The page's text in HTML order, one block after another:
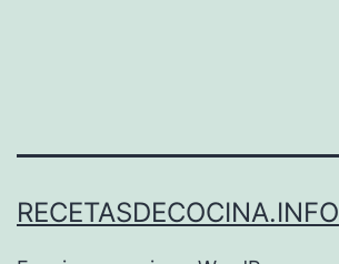
RECETASDECOCINA.INFO